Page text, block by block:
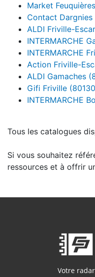
Market
Contact Dargnies
ALDI Friville-
INTERMARCHE
INTERMARCHE
Action Friville-
ALDI Gamaches
Gifi Friville
INTERMARCHE
Tous les catalogues
Si vous souhaitez
ressources et à offrir
Votre